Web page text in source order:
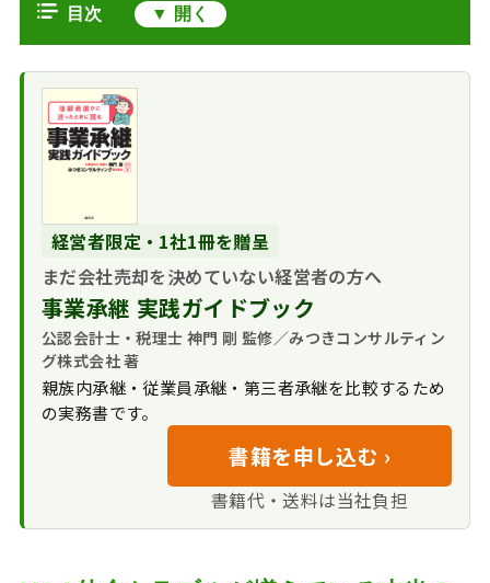
目次
の理由
発生しやすいトラブルの典型パター
ン
圧倒的な格差
成約に偏りがちな
インセンティブ構造
中立性を欠きやす
トラブルを未然に防ぐための対策
契約条項で必ず目
を通したい3点
公的なルールをも
のさしにする
確保を最優先する
M&Aに詳しい弁護
士へ早めに相談する
活用する
市場の健全化に向けた新しい動き
M&A仲介の資格制
ガイドラインと登
M&A仲介トラブルに関するFAQ
まとめ｜M&A仲介トラブルを避けて
安全に会社を託すために
経営者限定・1社1冊を贈呈
まだ会社売却を決めていない経営者の方へ
事業承継 実践ガイドブック
公認会計士・税理士 神門 剛 監修／みつきコンサルティン
グ株式会社 著
親族内承継・従業員承継・第三者承継を比較するため
の実務書です。
書籍を申し込む ›
書籍代・送料は当社負担